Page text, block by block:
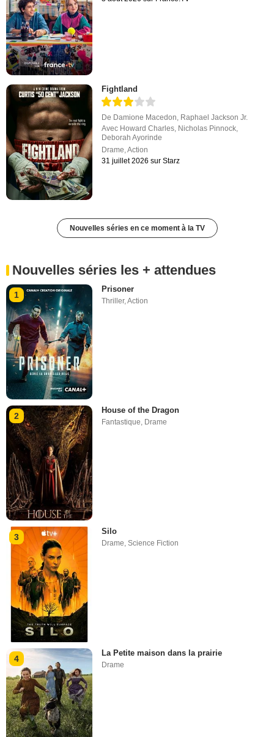
Fightland
De Damione Macedon, Raphael Jackson Jr.
Avec Howard Charles, Nicholas Pinnock,
Deborah Ayorinde
Drame,Action
31 juillet 2026 sur Starz
Nouvelles séries en ce moment à la TV
Nouvelles séries les + attendues
1
Prisoner
Thriller,Action
2
House of the Dragon
Fantastique, Drame
3
Silo
Drame,Science Fiction
4
La Petite maison dans la prairie
Drame